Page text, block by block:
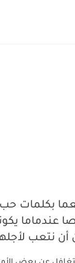
بكلمات حب
عندماما
أن نتعب